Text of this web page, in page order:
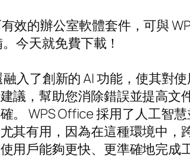
有效的辦公室軟體套件，可與
今天就免費下載！
入了創新的 AI 功能，使其對
議，幫助您消除錯誤並提高
。 WPS Office 採用了人工智
其有用，因為在這種環境中
用戶能夠更快、更準確地完成工